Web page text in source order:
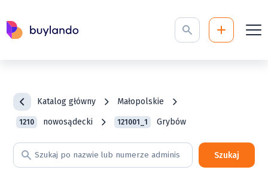
Katalog główny Małopolskie
1210 nowosądecki 121001_1 Grybów
Szukaj